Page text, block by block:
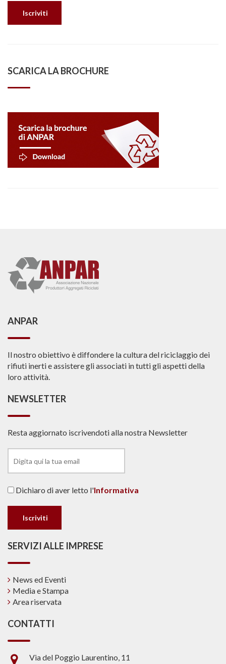
SCARICA LA BROCHURE
ANPAR
Il nostro obiettivo è diffondere la cultura del riciclaggio dei
rifiuti inerti e assistere gli associati in tutti gli aspetti della
loro attività.
NEWSLETTER
Resta aggiornato iscrivendoti alla nostra Newsletter
Dichiaro di aver letto l'Informativa
SERVIZI ALLE IMPRESE
News ed Eventi
Media e Stampa
Area riservata
CONTATTI
Via del Poggio Laurentino, 11